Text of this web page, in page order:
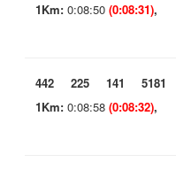
1Km: 0:08:50 (0:08:31),
442 225 141 5181
1Km: 0:08:58 (0:08:32),